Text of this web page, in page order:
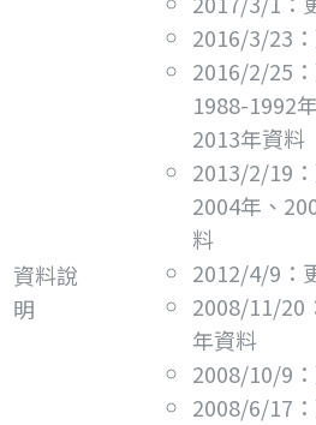
資料說
明
2016/3/23
2016/2/25
1988-1992
2013年資料
2013/2/19
2004年、
料
2012/4/9：
2008/11/20
年資料
2008/10/9
2008/6/17